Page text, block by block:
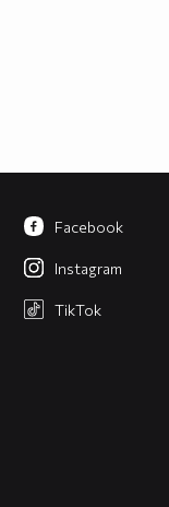
Facebook
Instagram
TikTok